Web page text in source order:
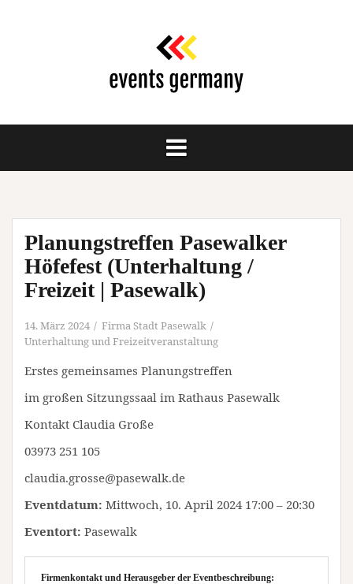
Planungstreffen Pasewalker
Höfefest (Unterhaltung /
Freizeit | Pasewalk)
14. März 2024
Firma Stadt Pasewalk
Unterhaltung und Freizeitveranstaltung
Erstes gemeinsames Planungstreffen
im großen Sitzungssaal im Rathaus Pasewalk
Kontakt Claudia Große
03973 251 105
claudia.grosse@pasewalk.de
Eventdatum: Mittwoch, 10. April 2024 17:00 – 20:30
Eventort: Pasewalk
Firmenkontakt und Herausgeber der Eventbeschreibung: